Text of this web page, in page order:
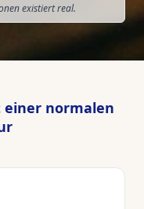
existiert real.
normalen